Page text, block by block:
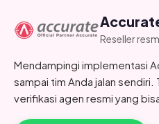
Reseller
Mendampingi implementasi
sampai tim Anda jalan sendiri.
verifikasi agen resmi yang